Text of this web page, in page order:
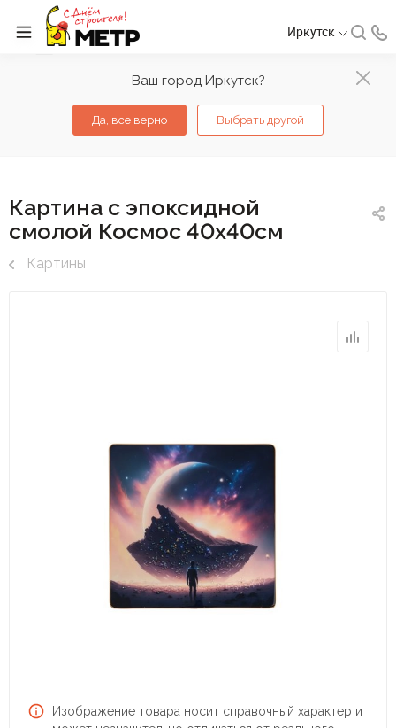
Ваш город Иркутск?
Да, все верно Выбрать другой
Иркутск
Картина с эпоксидной
смолой Космос 40х40см
Картины
Изображение товара носит справочный характер и